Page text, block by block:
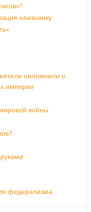
наизнанку
напомнили о
империи
войны
федерализма